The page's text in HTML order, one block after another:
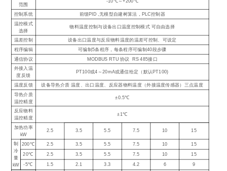
范围
控制系统
前馈PID ,无模型自建树算法，PLC控制器
温控模式
选择
物料温度控制与设备出口温度控制模式 可自由选择
温差控制 设备出口温度与反应物料温度的温差可控制、可设定
程序编辑
可编制5条程序，每条程序可编制40段步骤
通信协议
MODBUS RTU 协议 RS 485接口
外接入温
度反馈
PT100或4～20mA或通信给定（默认PT100)
温度反馈
设备导热介质 温度、出口温度、反应器物料温度（外接温度传感器）三点温度
导热介质
温控精度
±0.5℃
反应物料
温控精度
±1℃
加热功率
kW
2.5 3.5 5.5 7.5 10 15
制
冷
量
kW
200℃ 2.5 3.5 5.5 7.5 10 15
20℃ 2.5 3.5 5.5 7.5 10
15
-5℃
1.5 2.1 3.3 4.2 6
9